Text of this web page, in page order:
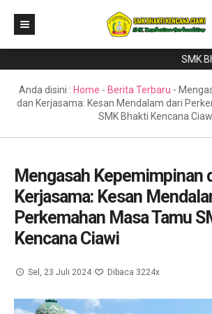
Direktori
Berita
Literasi
Galeri
GTK & Siswa
PPDB
SMK
Anda disini : Home - Berita Terbaru -
dan Kerjasama: Kesan Mendalam dari
SMK Bhakti Kencana
Mengasah Kepemimpinan
Kerjasama: Kesan
Perkemahan Masa Tamu
Kencana Ciawi
Sel, 23 Juli 2024 Dibaca 3224x